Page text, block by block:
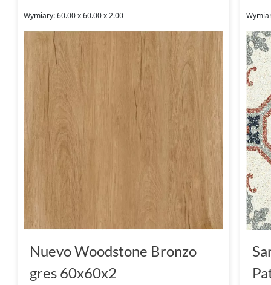
Wymiary: 60.00 x 60.00 x 2.00
Nuevo Woodstone Bronzo
gres 60x60x2